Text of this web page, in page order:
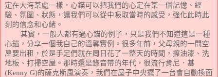
定在大海某處一樣，心錨可以把我們的心定在某一個記憶、經
驗、氛圍、狀態，讓我們可以從中吸取當時的感受，強化此時此
刻的信念和心緒。
其實，一般人都有過心錨的例子，只是我們不知道這是一種
心錨，分享一個我自己的溫馨實例。很多年前，父母親的一間空
屋要出租，於是手足們就在周日花了一整天的時間，擦油漆、洗
地板、打掃空屋。那時還是錄音帶的年代，很流行肯尼．基
(Kenny G)的薩克斯風演奏，我們在屋子中央擺了一台會自動換面